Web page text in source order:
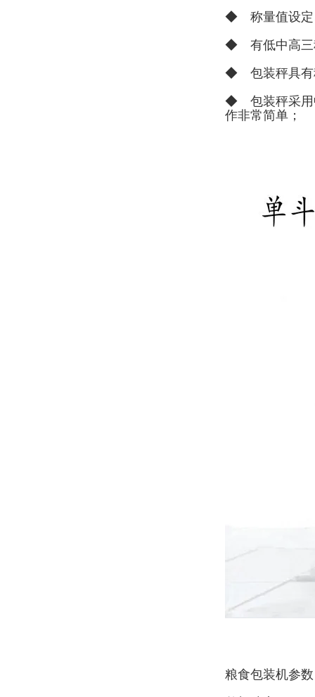
◆ 称量值设定
◆ 有低中高三
◆ 包装秤具有
◆ 包装秤采用
作非常简单；
粮食包装机参